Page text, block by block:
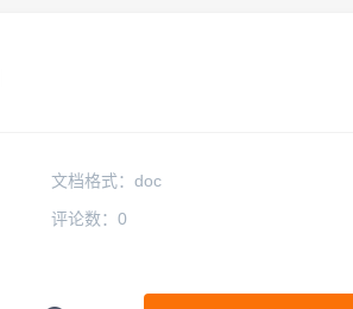
文档格式： doc
评论数： 0